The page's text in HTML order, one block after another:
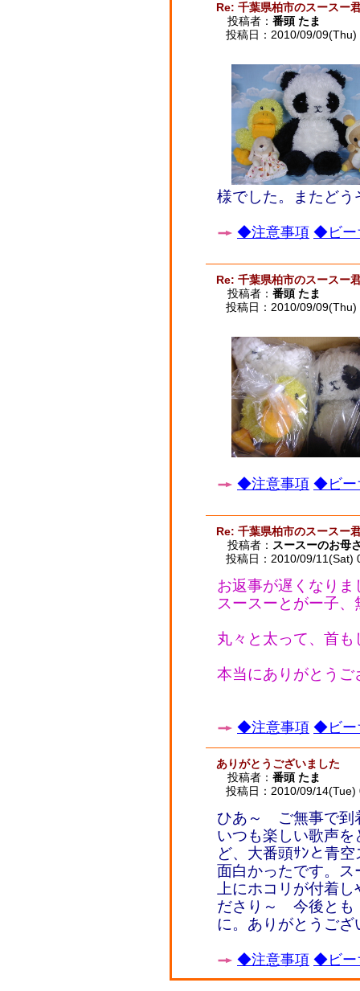
Re: 千葉県柏市のスースー
投稿者： 番頭 たま
投稿日：2010/09/
様でした。またど
◆注意事項 ◆ビー
Re: 千葉県柏市のスースー
投稿者： 番頭 たま
投稿日：2010/09/
◆注意事項 ◆ビー
Re: 千葉県柏市のスースー
投稿者： スースーのお母
投稿日：2010/09/11(Sat)
お返事が遅くなり
スースーとがー子
丸々と太って、首
本当にありがとうご
◆注意事項 ◆ビー
ありがとうございました
投稿者： 番頭 たま
投稿日：2010/09/
ひあ～ ご無事で到
いつも楽しい歌声
ど、大番頭ｻﾝと青
面白かったです。
上にホコリが付着
ださり～ 今後とも
に。ありがとうござ
◆注意事項 ◆ビー